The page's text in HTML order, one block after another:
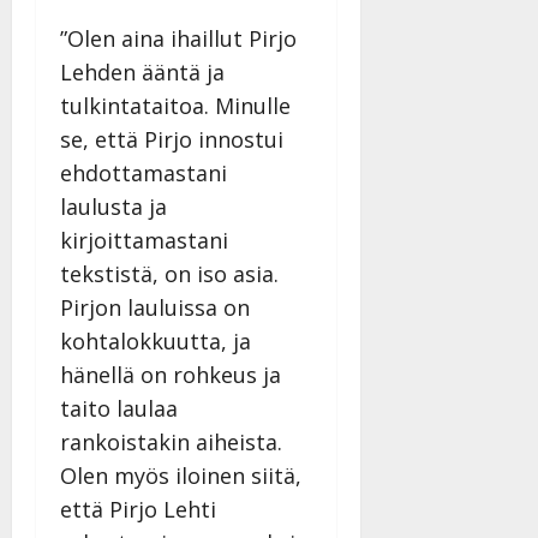
”Olen aina ihaillut Pirjo
Lehden ääntä ja
tulkintataitoa. Minulle
se, että Pirjo innostui
ehdottamastani
laulusta ja
kirjoittamastani
tekstistä, on iso asia.
Pirjon lauluissa on
kohtalokkuutta, ja
hänellä on rohkeus ja
taito laulaa
rankoistakin aiheista.
Olen myös iloinen siitä,
että Pirjo Lehti